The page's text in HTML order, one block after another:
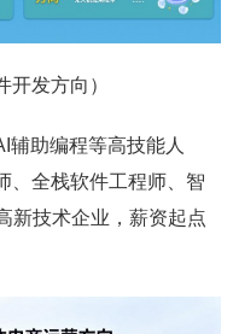
发方向）
辅助编程等高技能人
、全栈软件工程师、智
新技术企业，薪资起点